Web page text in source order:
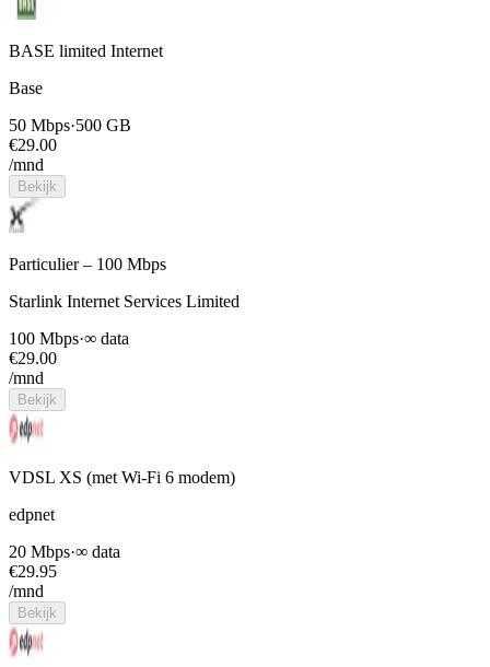
BASE limited Internet
Base
50 Mbps·500 GB
€29.00
/mnd
Bekijk
Particulier – 100 Mbps
Starlink Internet Services Limited
100 Mbps·∞ data
€29.00
/mnd
Bekijk
VDSL XS (met Wi-Fi 6 modem)
edpnet
20 Mbps·∞ data
€29.95
/mnd
Bekijk